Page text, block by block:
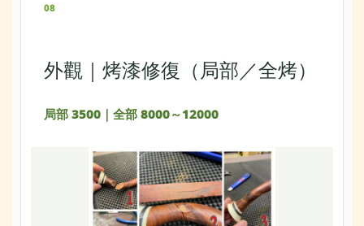
08
外觀｜烤漆修復（局部／全烤）
局部 3500｜全部 8000～12000